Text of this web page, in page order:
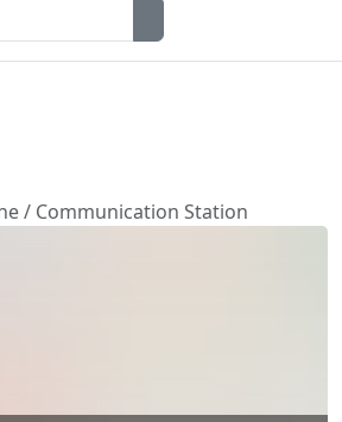
/ Communication Station